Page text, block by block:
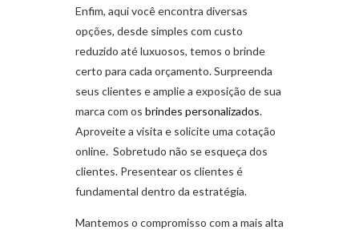
Enfim, aqui você encontra diversas
opções, desde simples com custo
reduzido até luxuosos, temos o brinde
certo para cada orçamento. Surpreenda
seus clientes e amplie a exposição de sua
marca com os brindes personalizados.
Aproveite a visita e solicite uma cotação
online. Sobretudo não se esqueça dos
clientes. Presentear os clientes é
fundamental dentro da estratégia.
Mantemos o compromisso com a mais alta